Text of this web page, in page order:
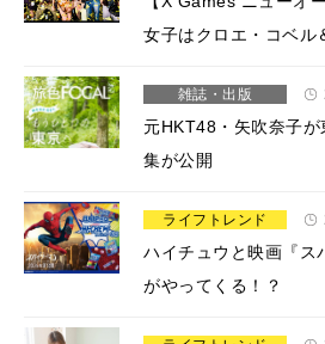
女子はクロエ・コベ
雑誌・出版
元HKT48・矢吹奈子
集が公開
ライフトレンド
ハイチュウと映画『ス
がやってくる！？